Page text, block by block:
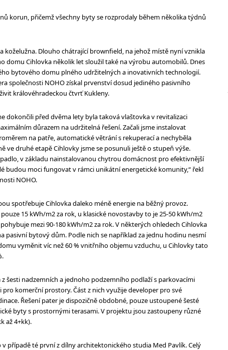
korun, přičemž všechny byty se rozprodaly během několika týdnů
koželužna. Dlouho chátrající brownfield, na jehož místě nyní vznikla
domu Cihlovka několik let sloužil také na výrobu automobilů. Dnes
bytového domu plného udržitelných a inovativních technologií.
společnosti NOHO získal prvenství dosud jediného pasivního
královéhradeckou čtvrť Kukleny.
dokončili před dvěma lety byla taková vlaštovka v revitalizaci
důrazem na udržitelná řešení. Začali jsme instalovat
na patře, automatické větrání s rekuperací a nechyběla
ve druhé etapě Cihlovky jsme se posunuli ještě o stupeň výše.
v základu nainstalovanou chytrou domácnost pro efektivnější
budou moci fungovat v rámci unikátní energetické komunity,“ řekl
NOHO.
spotřebuje Cihlovka daleko méně energie na běžný provoz.
15 kWh/m2 za rok, u klasické novostavby to je 25-50 kWh/m2
mezi 90-180 kWh/m2 za rok. V některých ohledech Cihlovka
pasivní bytový dům. Podle nich se například za jednu hodinu nesmí
vyměnit víc než 60 % vnitřního objemu vzduchu, u Cihlovky tato
šesti nadzemních a jednoho podzemního podlaží s parkovacími
pro komerční prostory. Část z nich využije developer pro své
Řešení pater je dispozičně obdobné, pouze ustoupené šesté
byty s prostornými terasami. V projektu jsou zastoupeny různé
až 4+kk).
v případě té první z dílny architektonického studia Med Pavlík. Celý